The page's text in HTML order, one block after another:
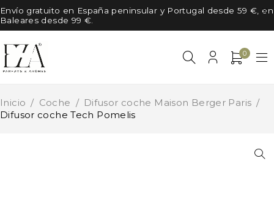
Envío gratuito en España peninsular y Portugal desde 59 €, en
Baleares desde 99 €.
0
Inicio / Coche / Difusor coche Maison Berger Paris /
Difusor coche Tech Pomelis